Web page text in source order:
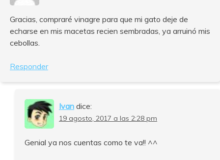
Gracias, compraré vinagre para que mi gato deje de
echarse en mis macetas recien sembradas, ya arruinó mis
cebollas.
Responder
Ivan dice:
19 agosto, 2017 a las 2:28 pm
Genial ya nos cuentas como te va!! ^^